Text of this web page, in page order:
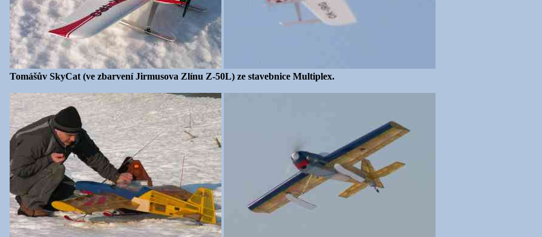
Tomášův SkyCat (ve zbarvení Jirmusova Zlínu Z-50L) ze stavebnice Multiplex.